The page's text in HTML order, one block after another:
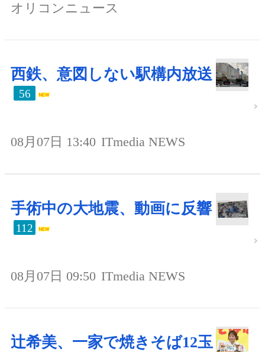
オリコンニュース
西鉄、意図しない駅構内放送
56
08月07日 13:40 ITmedia NEWS
手術中の大地震、動画に反響
112
08月07日 09:50 ITmedia NEWS
辻希美、一家で焼きそば12玉